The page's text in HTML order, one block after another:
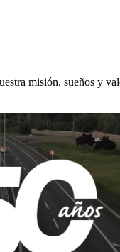
misión, sueños y